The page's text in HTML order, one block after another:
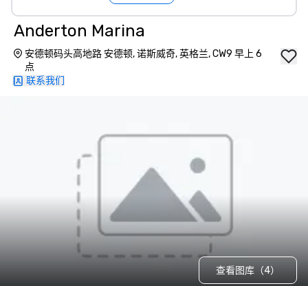
Anderton Marina
安德顿码头高地路 安德顿, 诺斯威奇, 英格兰, CW9 早上 6
点
联系我们
查看图库（4）